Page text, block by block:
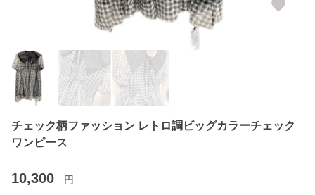
チェック柄ファッション レトロ調ビッグカラーチェック
ワンピース
10,300 円